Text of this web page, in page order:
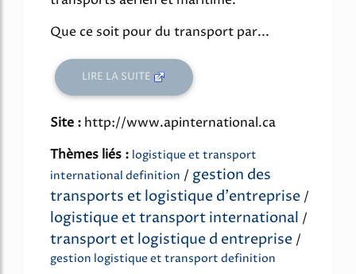
Que ce soit pour du transport par...
LIRE LA SUITE
Site : http://www.apinternational.ca
Thèmes liés : logistique et transport
international definition / gestion des
transports et logistique d'entreprise /
logistique et transport international /
transport et logistique d entreprise /
gestion logistique et transport definition